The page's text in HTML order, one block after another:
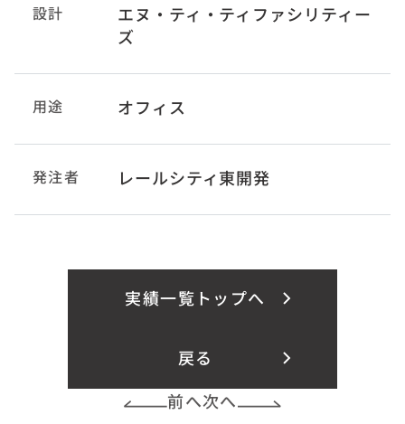
設計
エヌ・ティ・ティファシリティー
ズ
用途 オフィス
発注者 レールシティ東開発
実績一覧トップへ
戻る
前へ次へ